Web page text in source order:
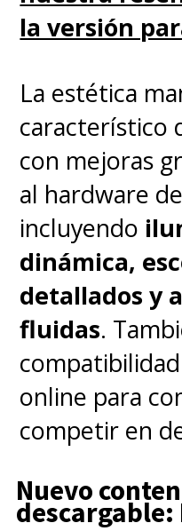
Conroy
para la
año vio la luz
Batman",
escrita por el
apareció en el
2022 #1" de
abordó su
como
resultan,
familiares
que no
los últimos
la versión
La estética
característico
con mejoras
al hardware
incluyendo
dinámica,
detallados y
fluidas.
online para
competir en
Nuevo
descargable: